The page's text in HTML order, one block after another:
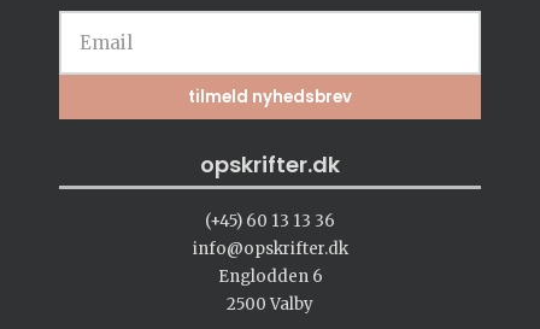
opskrifter.dk
(+45) 60 13 13 36
info@opskrifter.dk
Englodden 6
2500 Valby